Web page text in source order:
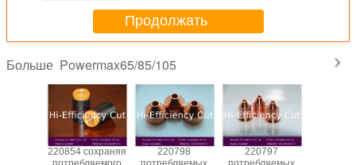
Продолжать
Больше Powermax65/85/105
220854 сохраняя
220798
220797